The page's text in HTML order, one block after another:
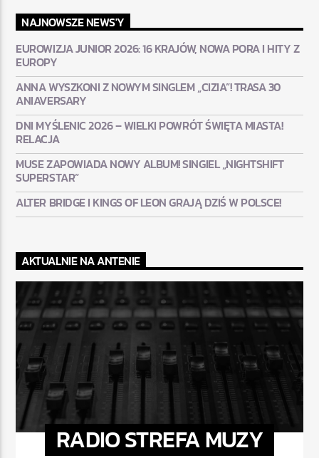
NAJNOWSZE NEWS'Y
EUROWIZJA JUNIOR 2026: 16 KRAJÓW, NOWA PORA I HITY Z
EUROPY
ANNA WYSZKONI Z NOWYM SINGLEM „CIZIA”! TRASA 30
ANIAVERSARY
DNI MYŚLENIC 2026 – WIELKI POWRÓT ŚWIĘTA MIASTA!
RELACJA
MUSE ZAPOWIADA NOWY ALBUM! SINGIEL „NIGHTSHIFT
SUPERSTAR”
ALTER BRIDGE I KINGS OF LEON GRAJĄ DZIŚ W POLSCE!
AKTUALNIE NA ANTENIE
RADIO STREFA MUZY